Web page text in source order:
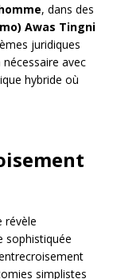
, dans des
Awas Tingni
juridiques
avec
hybride où
révèle
sophistiquée
simplistes